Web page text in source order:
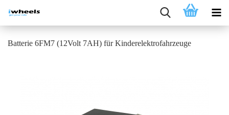
Batterie 6FM7 (12Volt 7AH) für Kinderelektrofahrzeuge